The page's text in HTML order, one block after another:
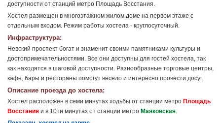
доступности от станций метро Площадь Восстания.
Хостел размещен в многоэтажном жилом доме на первом этаже с
отдельным входом. Режим работы хостела - круглосуточный.
Инфраструктура:
Невский проспект богат и знаменит своими памятниками культуры и
достопримечательностями. Все они доступны для гостей хостела, так
как находятся в шаговой доступности. Разнообразные торговые центры,
кафе, бары и рестораны помогут весело и интересно провести досуг.
Описание проезда до хостела:
Хостел расположен в семи минутах ходьбы от станции метро Площадь
Восстания и в 10ти минутах от станции метро Маяковская.